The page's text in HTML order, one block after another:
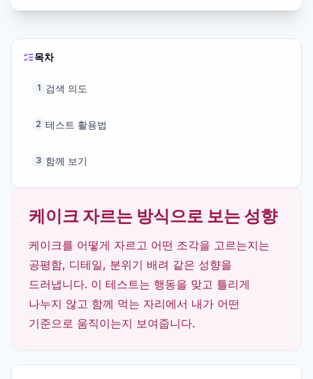
목차
1 검색 의도
2 테스트 활용법
3 함께 보기
케이크 자르는 방식으로 보는 성향
케이크를 어떻게 자르고 어떤 조각을 고르는지는
공평함, 디테일, 분위기 배려 같은 성향을
드러냅니다. 이 테스트는 행동을 맞고 틀리게
나누지 않고 함께 먹는 자리에서 내가 어떤
기준으로 움직이는지 보여줍니다.